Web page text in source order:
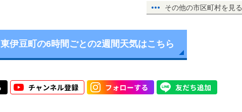
その他の市区町村を見る
東伊豆町の6時間ごとの2週間天気はこちら